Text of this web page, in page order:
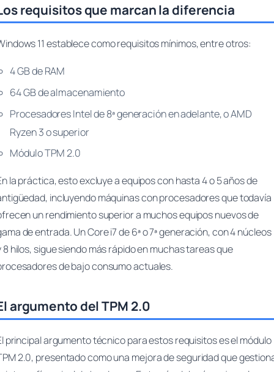
requisitos que marcan la diferencia
11 establece como requisitos mínimos, entre otros:
4 GB de RAM
64 GB de almacenamiento
Procesadores Intel de 8ª generación en adelante, o AMD
Ryzen 3 o superior
Módulo TPM 2.0
la práctica, esto excluye a equipos con hasta 4 o 5 años de
incluyendo máquinas con procesadores que todavía
un rendimiento superior a muchos equipos nuevos de
de entrada. Un Core i7 de 6ª o 7ª generación, con 4 núcleos
8 hilos, sigue siendo más rápido en muchas tareas que
de bajo consumo actuales.
argumento del TPM 2.0
principal argumento técnico para estos requisitos es el módulo
2.0, presentado como una mejora de seguridad que